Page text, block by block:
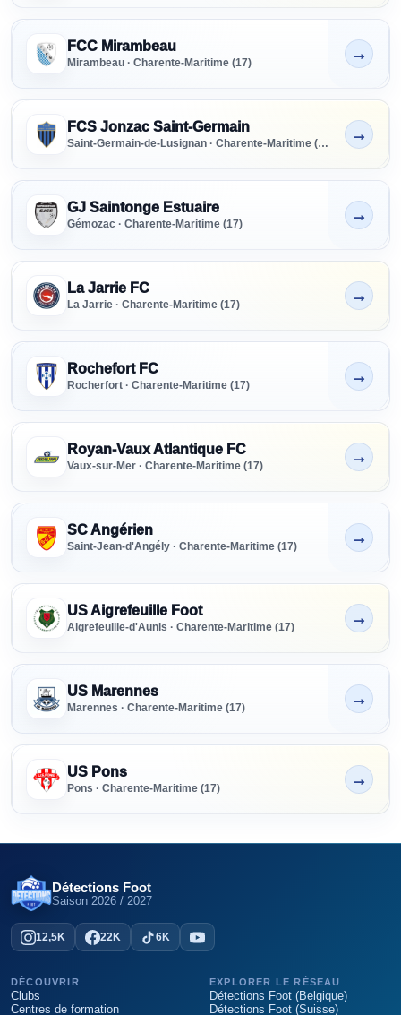
FCC Mirambeau
Mirambeau · Charente-Maritime (17)
Non indiqué
→
FCS Jonzac Saint-Germain
Saint-Germain-de-Lusignan · Charente-Maritime (17)
Non indiqué
→
GJ Saintonge Estuaire
Gémozac · Charente-Maritime (17)
Non indiqué
→
La Jarrie FC
La Jarrie · Charente-Maritime (17)
Non indiqué
→
Rochefort FC
Rocherfort · Charente-Maritime (17)
Non indiqué
→
Royan-Vaux Atlantique FC
Vaux-sur-Mer · Charente-Maritime (17)
Non indiqué
→
SC Angérien
Saint-Jean-d'Angély · Charente-Maritime (17)
Non indiqué
→
US Aigrefeuille Foot
Aigrefeuille-d'Aunis · Charente-Maritime (17)
Non indiqué
→
US Marennes
Marennes · Charente-Maritime (17)
Non indiqué
→
US Pons
Pons · Charente-Maritime (17)
Non indiqué
→
Détections Foot
Saison 2026 / 2027
12,5K 22K 6K
DÉCOUVRIR
Clubs
Centres de formation
EXPLORER LE RÉSEAU
Détections Foot (Belgique)
Détections Foot (Suisse)